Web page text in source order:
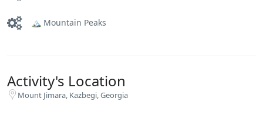
🏔️ Mountain Peaks
Activity's Location
Mount Jimara, Kazbegi, Georgia